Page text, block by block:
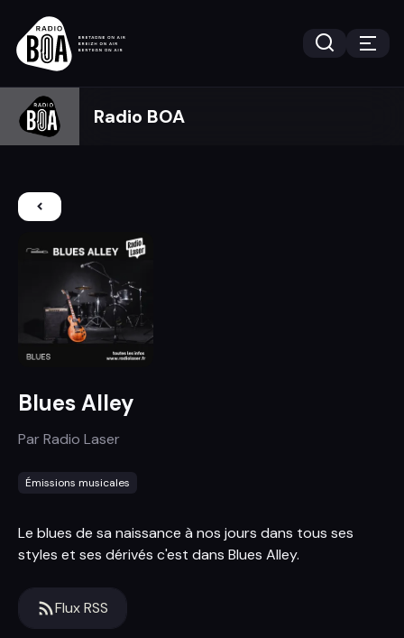
Radio BOA
Blues Alley
ParRadio Laser
Émissions musicales
Le blues de sa naissance à nos jours dans tous ses
styles et ses dérivés c'est dans Blues Alley.
Flux RSS